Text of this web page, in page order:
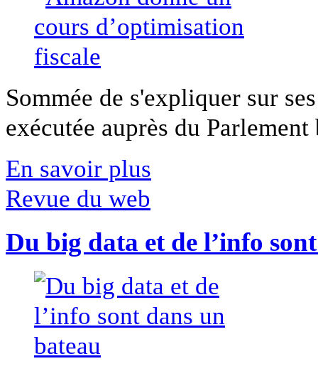
Sommée de s'expliquer sur
exécutée auprès du
En savoir plus
Revue du web
Du big data et de l’info